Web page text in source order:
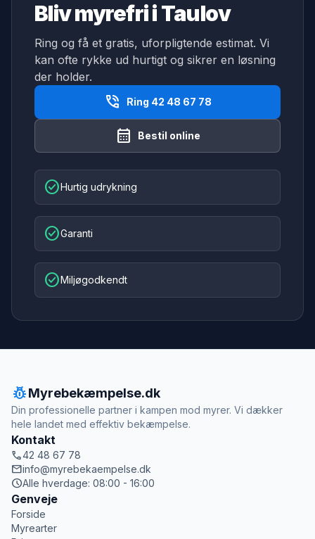
Bliv myrefri i Taulov
Ring og få et gratis, uforpligtende estimat. Vi
kan ofte rykke ud hurtigt og sikrer en løsning
der holder.
phone_in_talk Ring 42 48 67 78
calendar_month Bestil online
check_circleHurtig udrykning
check_circleGaranti
check_circleMiljøgodkendt
pest_controlMyrebekæmpelse.dk
Din professionelle partner i kampen mod myrer. Vi dækker
hele landet med effektiv bekæmpelse.
Kontakt
call42 48 67 78
mailinfo@myrebekaempelse.dk
scheduleAlle hverdage: 08:00 - 16:00
Genveje
Forside
Myrearter